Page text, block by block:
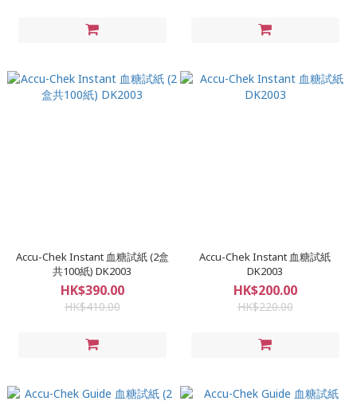
Accu-Chek Instant 血糖試紙 (2盒
共100紙) DK2003
HK$390.00
HK$410.00
Accu-Chek Instant 血糖試紙
DK2003
HK$200.00
HK$220.00